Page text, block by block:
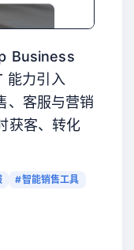
Business
能力引入
、客服与营销
获客、转化
#智能销售工具